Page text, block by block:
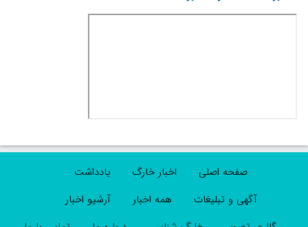
صفحه اصلی اخبار خارگ
یادداشت
آگهی و تبلیغات
همه اخبار
آرشیو اخبار